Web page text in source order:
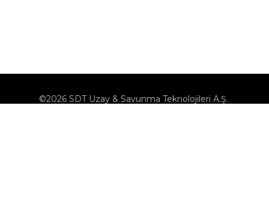
©2026 SDT Uzay & Savunma Teknolojileri A.Ş.